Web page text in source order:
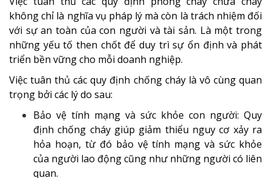
không chỉ là nghĩa vụ pháp lý mà còn là trách nhiệm đối
với sự an toàn của con người và tài sản. Là một trong
những yếu tố then chốt để duy trì sự ổn định và phát
triển bền vững cho mỗi doanh nghiệp.
Việc tuân thủ các quy định chống cháy là vô cùng quan
trọng bởi các lý do sau:
Bảo vệ tính mạng và sức khỏe con người: Quy
định chống cháy giúp giảm thiểu nguy cơ xảy ra
hỏa hoạn, từ đó bảo vệ tính mạng và sức khỏe
của người lao động cũng như những người có liên
quan.